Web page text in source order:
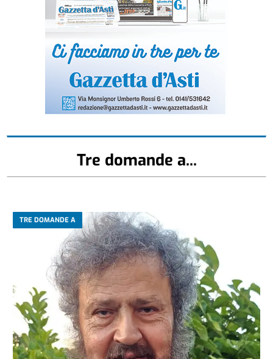
Tre domande a...
TRE DOMANDE A